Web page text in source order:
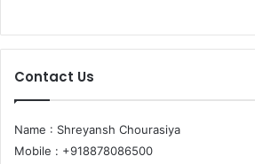
Contact Us
Name : Shreyansh Chourasiya
Mobile : +918878086500